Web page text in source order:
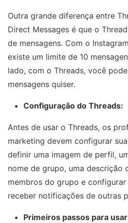
Outra grande diferença entre
Direct Messages é que o
de mensagens. Com o
existe um limite de 10
lado, com o Threads, você
mensagens quiser.
Configuração do Threads:
Antes de usar o Threads, os
marketing devem configurar
definir uma imagem de perfil,
nome de grupo, uma descrição
membros do grupo e configurar
receber notificações de outras
Primeiros passos para